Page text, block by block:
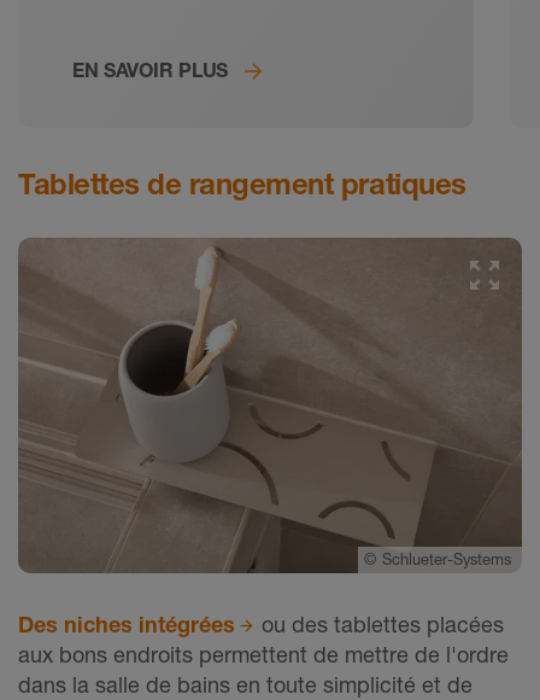
appréciés et tous leurs avantages.
EN SAVOIR PLUS
Tablettes de rangement pratiques
© Schlueter-Systems
Des niches intégrées
ou des tablettes placées
aux bons endroits permettent de mettre de l'ordre
dans la salle de bains en toute simplicité et de